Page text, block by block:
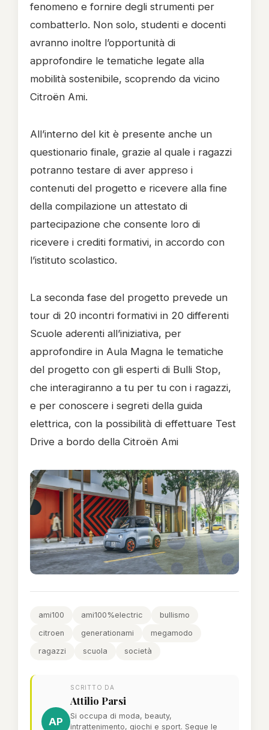
fenomeno e fornire degli strumenti per
combatterlo. Non solo, studenti e docenti
avranno inoltre l’opportunità di
approfondire le tematiche legate alla
mobilità sostenibile, scoprendo da vicino
Citroën Ami.
All’interno del kit è presente anche un
questionario finale, grazie al quale i ragazzi
potranno testare di aver appreso i
contenuti del progetto e ricevere alla fine
della compilazione un attestato di
partecipazione che consente loro di
ricevere i crediti formativi, in accordo con
l’istituto scolastico.
La seconda fase del progetto prevede un
tour di 20 incontri formativi in 20 differenti
Scuole aderenti all’iniziativa, per
approfondire in Aula Magna le tematiche
del progetto con gli esperti di Bulli Stop,
che interagiranno a tu per tu con i ragazzi,
e per conoscere i segreti della guida
elettrica, con la possibilità di effettuare Test
Drive a bordo della Citroën Ami
ami100 ami100%electric
bullismo
citroen
generationami
megamodo
ragazzi
scuola società
AP
SCRITTO DA
Attilio Parsi
Si occupa di moda, beauty,
intrattenimento, giochi e sport. Segue le